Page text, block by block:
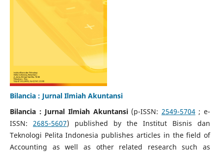
Bilancia : Jurnal Ilmiah Akuntansi
Bilancia : Jurnal Ilmiah Akuntansi (p-ISSN: 2549-5704; e-
ISSN: 2685-5607) published by the Institut Bisnis dan
Teknologi Pelita Indonesia publishes articles in the field of
Accounting as well as other related research such as